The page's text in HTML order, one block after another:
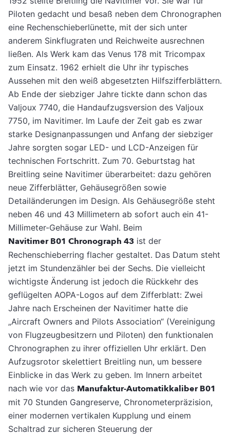
Piloten gedacht und besaß neben dem Chronographen
eine Rechenschieberlünette, mit der sich unter
anderem Sinkflugraten und Reichweite ausrechnen
ließen. Als Werk kam das Venus 178 mit Tricompax
zum Einsatz. 1962 erhielt die Uhr ihr typisches
Aussehen mit den weiß abgesetzten Hilfszifferblättern.
Ab Ende der siebziger Jahre tickte dann schon das
Valjoux 7740, die Handaufzugsversion des Valjoux
7750, im Navitimer. Im Laufe der Zeit gab es zwar
starke Designanpassungen und Anfang der siebziger
Jahre sorgten sogar LED- und LCD-Anzeigen für
technischen Fortschritt. Zum 70. Geburtstag hat
Breitling seine Navitimer überarbeitet: dazu gehören
neue Zifferblätter, Gehäusegrößen sowie
Detailänderungen im Design. Als Gehäusegröße steht
neben 46 und 43 Millimetern ab sofort auch ein 41-
Millimeter-Gehäuse zur Wahl. Beim
Navitimer B01 Chronograph 43 ist der
Rechenschieberring flacher gestaltet. Das Datum steht
jetzt im Stundenzähler bei der Sechs. Die vielleicht
wichtigste Änderung ist jedoch die Rückkehr des
geflügelten AOPA-Logos auf dem Zifferblatt: Zwei
Jahre nach Erscheinen der Navitimer hatte die
„Aircraft Owners and Pilots Association“ (Vereinigung
von Flugzeugbesitzern und Piloten) den funktionalen
Chronographen zu ihrer offiziellen Uhr erklärt. Den
Aufzugsrotor skelettiert Breitling nun, um bessere
Einblicke in das Werk zu geben. Im Innern arbeitet
nach wie vor das Manufaktur-Automatikkaliber B01
mit 70 Stunden Gangreserve, Chronometerpräzision,
einer modernen vertikalen Kupplung und einem
Schaltrad zur sicheren Steuerung der